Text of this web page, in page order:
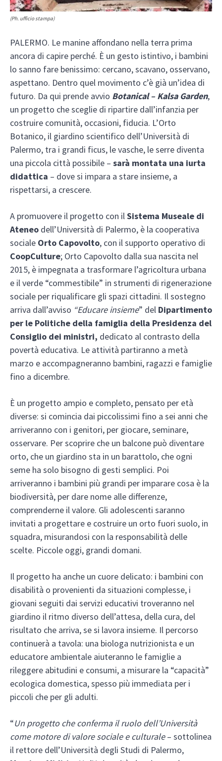
(Ph. ufficio stampa)
PALERMO. Le manine affondano nella terra prima
ancora di capire perché. È un gesto istintivo, i bambini
lo sanno fare benissimo: cercano, scavano, osservano,
aspettano. Dentro quel movimento c’è già un’idea di
futuro. Da qui prende avvio Botanical – Kalsa Garden,
un progetto che sceglie di ripartire dall’infanzia per
costruire comunità, occasioni, fiducia. L’Orto
Botanico, il giardino scientifico dell’Università di
Palermo, tra i grandi ficus, le vasche, le serre diventa
una piccola città possibile – sarà montata una iurta
didattica – dove si impara a stare insieme, a
rispettarsi, a crescere.
A promuovere il progetto con ilSistema Museale di
Ateneo dell’Università di Palermo, è la cooperativa
sociale Orto Capovolto, con il supporto operativo di
CoopCulture; Orto Capovolto dalla sua nascita nel
2015, è impegnata a trasformare l’agricoltura urbana
e il verde “commestibile” in strumenti di rigenerazione
sociale per riqualificare gli spazi cittadini. Il sostegno
arriva dall’avviso “Educare insieme” del Dipartimento
per le Politiche della famiglia della Presidenza del
Consiglio dei ministri, dedicato al contrasto della
povertà educativa. Le attività partiranno a metà
marzo e accompagneranno bambini, ragazzi e famiglie
fino a dicembre.
È un progetto ampio e completo, pensato per età
diverse: si comincia dai piccolissimi fino a sei anni che
arriveranno con i genitori, per giocare, seminare,
osservare. Per scoprire che un balcone può diventare
orto, che un giardino sta in un barattolo, che ogni
seme ha solo bisogno di gesti semplici. Poi
arriveranno i bambini più grandi per imparare cosa è la
biodiversità, per dare nome alle differenze,
comprenderne il valore. Gli adolescenti saranno
invitati a progettare e costruire un orto fuori suolo, in
squadra, misurandosi con la responsabilità delle
scelte. Piccole oggi, grandi domani.
Il progetto ha anche un cuore delicato: i bambini con
disabilità o provenienti da situazioni complesse, i
giovani seguiti dai servizi educativi troveranno nel
giardino il ritmo diverso dell’attesa, della cura, del
risultato che arriva, se si lavora insieme. Il percorso
continuerà a tavola: una biologa nutrizionista e un
educatore ambientale aiuteranno le famiglie a
rileggere abitudini e consumi, a misurare la “capacità”
ecologica domestica, spesso più immediata per i
piccoli che per gli adulti.
“Un progetto che conferma il ruolo dell’Università
come motore di valore sociale e culturale– sottolinea
il rettore dell’Università degli Studi di Palermo,